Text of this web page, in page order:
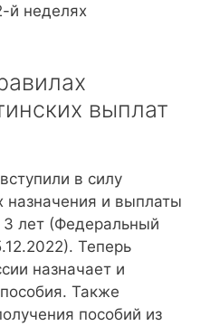
й неделях
выплат
в силу
назначения и выплаты
3 лет (Федеральный
Теперь
назначает и
Также
пособий из